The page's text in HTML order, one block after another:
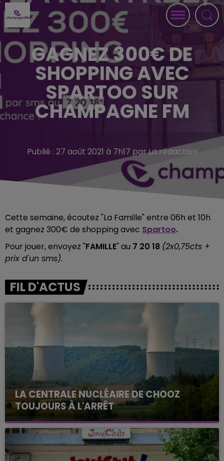
GAGNEZ 300€ DE
SHOPPING AVEC
SPARTOO SUR
CHAMPAGNE FM
Publié : 27 août 2021 à 7h17 par La rédaction
Cette semaine, écoutez "La Famille" entre 06h et 10h
et gagnez 300€ de shopping avec Spartoo.
Pour jouer, envoyez "FAMILLE" au 7 20 18 (2x0,75cts +
prix d'un sms).
FIL D'ACTUS
LA CENTRALE NUCLÉAIRE DE CHOOZ
TOUJOURS À L'ARRÊT
Cela fait déjà une semaine que la centrale
nucléaire ardennaise est à l'arrêt. Une situation
justifiée par la sécheresse intense qui est toujours
présente.